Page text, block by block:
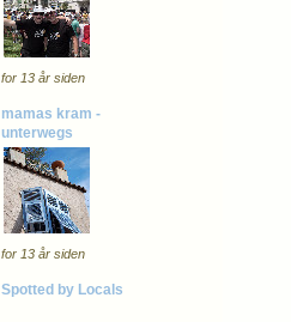
for 13 år siden
mamas kram -
unterwegs
for 13 år siden
Spotted by Locals